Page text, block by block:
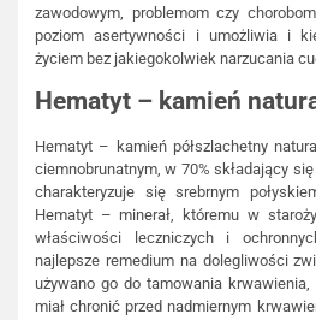
zawodowym, problemom czy
poziom asertywności i umożliwia i
życiem bez jakiegokolwiek narzucania
Hematyt – kamień
Hematyt – kamień półszlachetny
ciemnobrunatnym, w 70% składający
charakteryzuje się srebrnym
Hematyt – minerał, któremu w
właściwości leczniczych i
najlepsze remedium na dolegliwości
używano go do tamowania
miał chronić przed nadmiernym